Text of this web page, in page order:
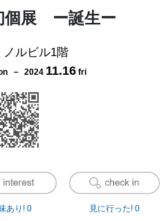
個展 ー誕生ー
ノルビル1階
－ 2024 11.16 fri
あり! 0 見に行った! 0